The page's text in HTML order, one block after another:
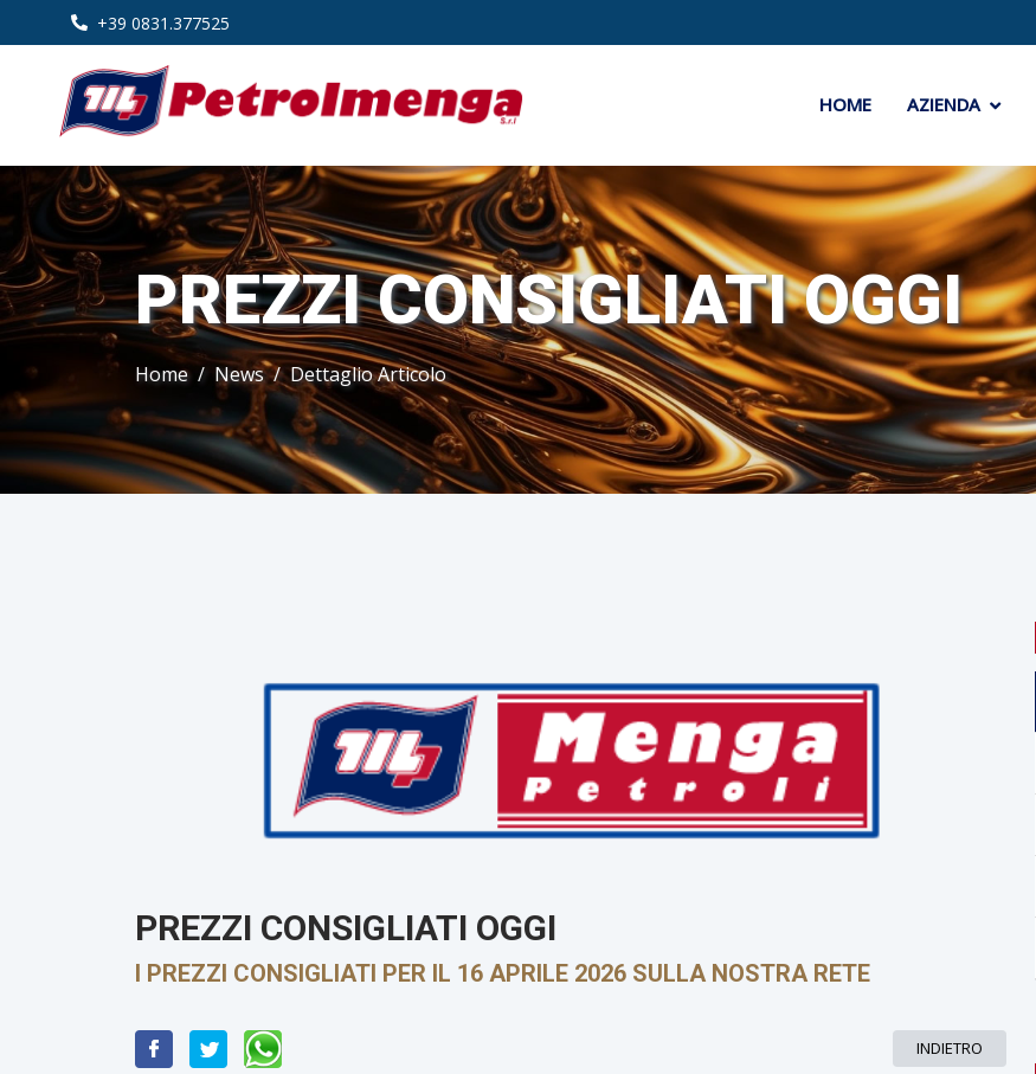
+39 0831.377525
HOME AZIENDA
PREZZI CONSIGLIATI OGGI
Home News Dettaglio Articolo
PREZZI CONSIGLIATI OGGI
I PREZZI CONSIGLIATI PER IL 16 APRILE 2026 SULLA NOSTRA RETE
INDIETRO